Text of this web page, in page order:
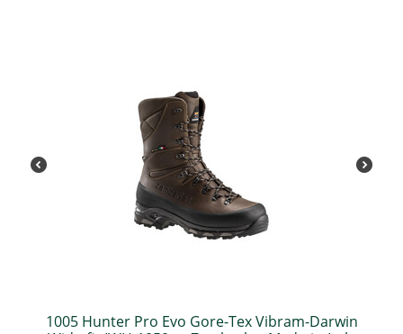
1005 Hunter Pro Evo Gore-Tex Vibram-Darwin